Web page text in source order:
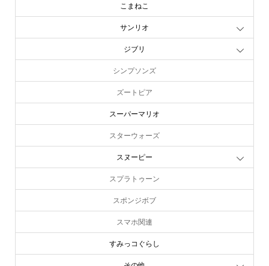
こまねこ
サンリオ
ジブリ
シンプソンズ
ズートピア
スーパーマリオ
スターウォーズ
スヌーピー
スプラトゥーン
スポンジボブ
スマホ関連
すみっコぐらし